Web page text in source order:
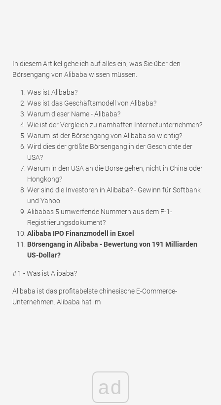
In diesem Artikel gehe ich auf alles ein, was Sie über den
Börsengang von Alibaba wissen müssen.
Was ist Alibaba?
Was ist das Geschäftsmodell von Alibaba?
Warum dieser Name - Alibaba?
Wie ist der Vergleich zu namhaften Internetunternehmen?
Warum ist der Börsengang von Alibaba so wichtig?
Wird dies der größte Börsengang in der Geschichte der
USA?
Warum in den USA an die Börse gehen, nicht in China oder
Hongkong?
Wer sind die Investoren in Alibaba? - Gewinn für Softbank
und Yahoo
Alibabas 5 umwerfende Nummern aus dem F-1-
Registrierungsdokument?
Alibaba IPO Finanzmodell in Excel
Börsengang in Alibaba - Bewertung von 191 Milliarden
US-Dollar?
# 1 - Was ist Alibaba?
Alibaba ist das profitabelste chinesische E-Commerce-
Unternehmen. Alibaba hat im
ad